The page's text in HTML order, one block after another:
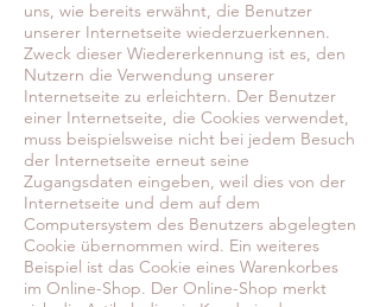
uns, wie bereits erwähnt, die Benutzer
unserer Internetseite wiederzuerkennen.
Zweck dieser Wiedererkennung ist es, den
Nutzern die Verwendung unserer
Internetseite zu erleichtern. Der Benutzer
einer Internetseite, die Cookies verwendet,
muss beispielsweise nicht bei jedem Besuch
der Internetseite erneut seine
Zugangsdaten eingeben, weil dies von der
Internetseite und dem auf dem
Computersystem des Benutzers abgelegten
Cookie übernommen wird. Ein weiteres
Beispiel ist das Cookie eines Warenkorbes
im Online-Shop. Der Online-Shop merkt